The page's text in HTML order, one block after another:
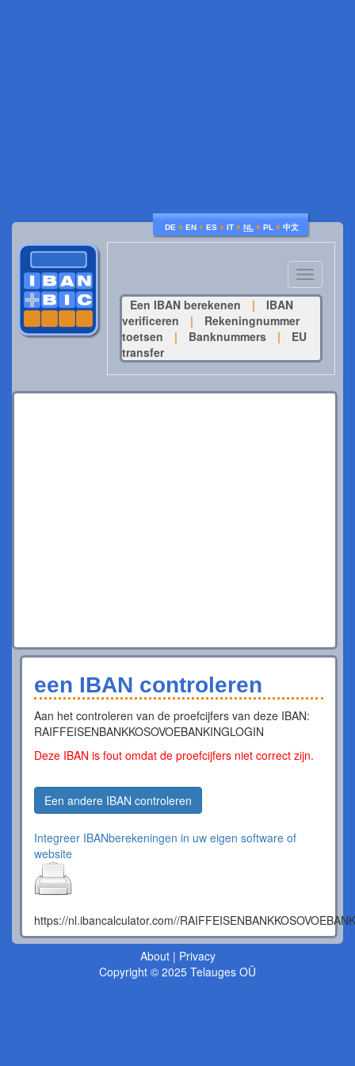
DE ♦ EN ♦ ES ♦ IT ♦ NL ♦ PL ♦ 中文
Toggle
navigation
Een IBAN berekenen
|
IBAN
verificeren
|
Rekeningnummer
toetsen
| Banknummers |
EU
transfer
een IBAN controleren
Aan het controleren van de proefcijfers van deze IBAN:
RAIFFEISENBANKKOSOVOEBANKINGLOGIN
Deze IBAN is fout omdat de proefcijfers niet correct zijn.
Een andere IBAN controleren
Integreer IBANberekeningen in uw eigen software of
website
https://nl.ibancalculator.com//
About| Privacy
Copyright © 2025 Telauges OÜ